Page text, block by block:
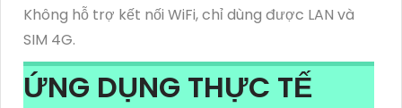
Không hỗ trợ kết nối WiFi, chỉ dùng được LAN và
SIM 4G.
ỨNG DỤNG THỰC TẾ